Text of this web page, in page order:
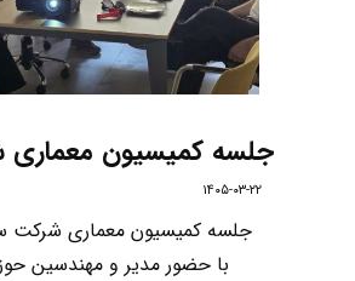
۱۴۰۵-۰۳-۲۲
جلسه کمیسیون معماری شرکت
با حضور مدیر و مهندسین